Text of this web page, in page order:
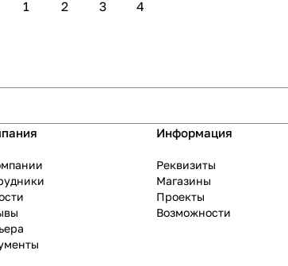
1 2 3 4
Информация
Реквизиты
Магазины
Проекты
Возможности